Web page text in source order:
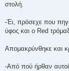
στολή.
-Έι, πρόσεχε που
ύφος και ο Red
Απομακρύνθηκε και
-Από πού ήρθαν